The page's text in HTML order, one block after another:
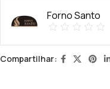
Forno Santo
Compartilhar: